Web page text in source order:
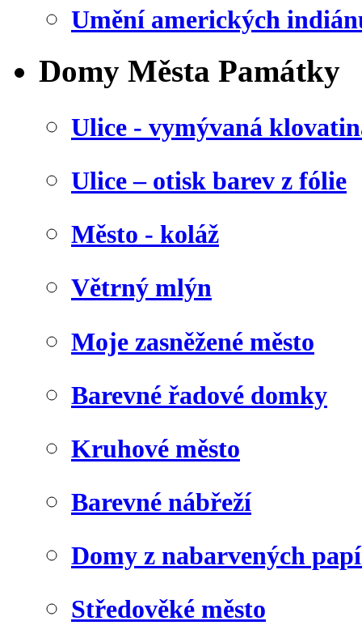
Umění amerických
Domy Města Památky
Ulice - vymývaná
Ulice – otisk barev z fólie
Město - koláž
Větrný mlýn
Moje zasněžené město
Barevné řadové domky
Kruhové město
Barevné nábřeží
Domy z nabarvených
Středověké město